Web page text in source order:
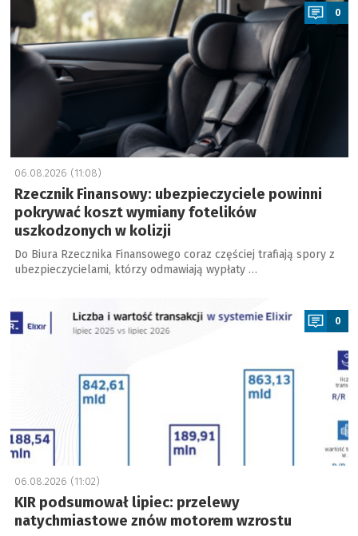
0
06.08.2026 (11:08)
Rzecznik Finansowy: ubezpieczyciele powinni
pokrywać koszt wymiany fotelików
uszkodzonych w kolizji
Do Biura Rzecznika Finansowego coraz częściej trafiają spory z
ubezpieczycielami, którzy odmawiają wypłaty …
0
06.08.2026 (11:02)
KIR podsumował lipiec: przelewy
natychmiastowe znów motorem wzrostu